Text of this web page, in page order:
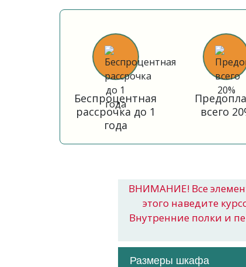
Беспроцентная
рассрочка до 1
года
всего
ВНИМАНИЕ! Все
этого наведите
Внутренние полки и
Размеры шкафа